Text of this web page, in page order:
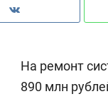
На ремонт
890 млн